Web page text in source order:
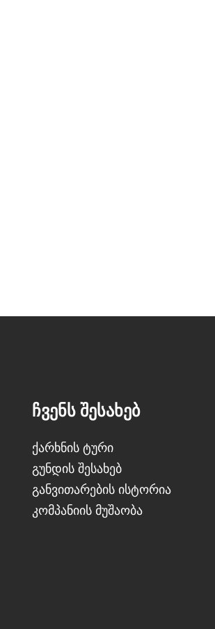
ᲩᲕᲔᲜᲡ ᲨᲔᲡᲐᲮᲔᲑ
ქარხნის ტური
გუნდის შესახებ
განვითარების ისტორია
კომპანიის მუშაობა